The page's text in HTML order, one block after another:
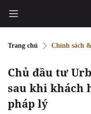
Trang chủ Chính sách
Chủ đầu tư
sau khi khách
pháp lý